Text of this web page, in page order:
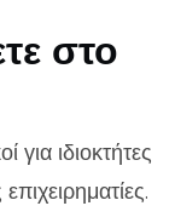
στο
για ιδιοκτήτες